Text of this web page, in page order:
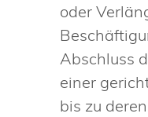
oder
Abschluss
einer
bis zu